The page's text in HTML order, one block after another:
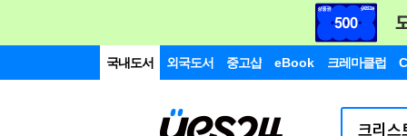
국내도서 외국도서 중고샵 eBook 크레마클럽